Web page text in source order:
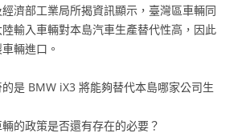
濟部工業局所揭資訊顯示，臺灣區車輛同
輸入車輛對本島汽車生產替代性高，因此
輛進口。
是 BMW iX3 將能夠替代本島哪家公司生
的政策是否還有存在的必要？